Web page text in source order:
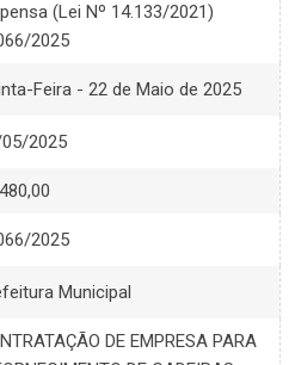
(Lei Nº 14.133/2021)
2025
Feira - 22 de Maio de 2025
2025
2025
Municipal
DE EMPRESA PARA